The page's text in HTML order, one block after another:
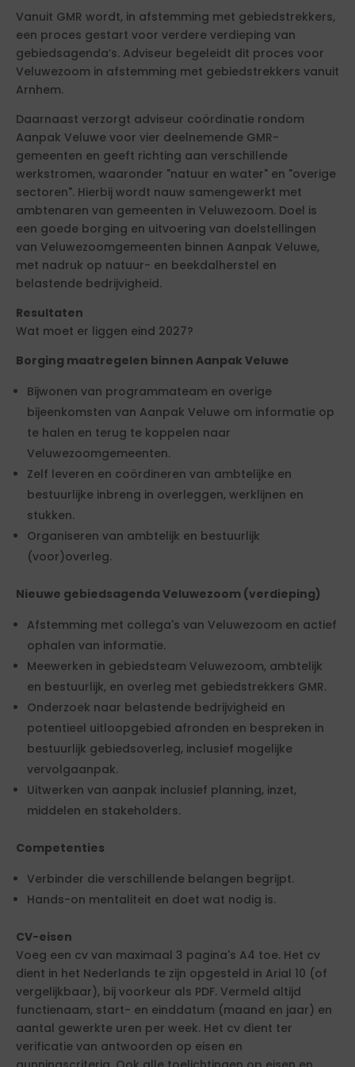
Vanuit GMR wordt, in afstemming met gebiedstrekkers,
een proces gestart voor verdere verdieping van
gebiedsagenda’s. Adviseur begeleidt dit proces voor
Veluwezoom in afstemming met gebiedstrekkers vanuit
Arnhem.
Daarnaast verzorgt adviseur coördinatie rondom
Aanpak Veluwe voor vier deelnemende GMR-
gemeenten en geeft richting aan verschillende
werkstromen, waaronder "natuur en water" en "overige
sectoren". Hierbij wordt nauw samengewerkt met
ambtenaren van gemeenten in Veluwezoom. Doel is
een goede borging en uitvoering van doelstellingen
van Veluwezoomgemeenten binnen Aanpak Veluwe,
met nadruk op natuur- en beekdalherstel en
belastende bedrijvigheid.
Resultaten
Wat moet er liggen eind 2027?
Borging maatregelen binnen Aanpak Veluwe
Bijwonen van programmateam en overige
bijeenkomsten van Aanpak Veluwe om informatie op
te halen en terug te koppelen naar
Veluwezoomgemeenten.
Zelf leveren en coördineren van ambtelijke en
bestuurlijke inbreng in overleggen, werklijnen en
stukken.
Organiseren van ambtelijk en bestuurlijk
(voor)overleg.
Nieuwe gebiedsagenda Veluwezoom (verdieping)
Afstemming met collega's van Veluwezoom en actief
ophalen van informatie.
Meewerken in gebiedsteam Veluwezoom, ambtelijk
en bestuurlijk, en overleg met gebiedstrekkers GMR.
Onderzoek naar belastende bedrijvigheid en
potentieel uitloopgebied afronden en bespreken in
bestuurlijk gebiedsoverleg, inclusief mogelijke
vervolgaanpak.
Uitwerken van aanpak inclusief planning, inzet,
middelen en stakeholders.
Competenties
Verbinder die verschillende belangen begrijpt.
Hands-on mentaliteit en doet wat nodig is.
CV-eisen
Voeg een cv van maximaal 3 pagina's A4 toe. Het cv
dient in het Nederlands te zijn opgesteld in Arial 10 (of
vergelijkbaar), bij voorkeur als PDF. Vermeld altijd
functienaam, start- en einddatum (maand en jaar) en
aantal gewerkte uren per week. Het cv dient ter
verificatie van antwoorden op eisen en